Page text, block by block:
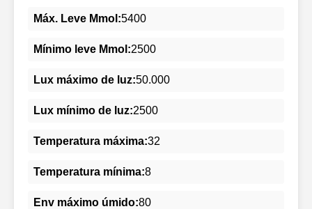
Máx. Leve Mmol:5400
Mínimo leve Mmol:2500
Lux máximo de luz:50.000
Lux mínimo de luz:2500
Temperatura máxima:32
Temperatura mínima:8
Env máximo úmido:80